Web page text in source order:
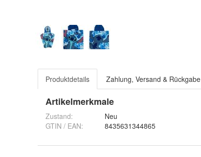
Produktdetails Zahlung, Versand & Rückgabe
Artikelmerkmale
Zustand:
Neu
GTIN / EAN:
8435631344865